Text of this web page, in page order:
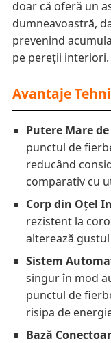
doar că oferă un
dumneavoastră,
prevenind
pe pereții interiori.
Avantaje
Putere Mare de
punctul de
reducând
comparativ cu
Corp din Oțel
rezistent la
alterează
Sistem
singur în mod
punctul de
risipa de
Bază